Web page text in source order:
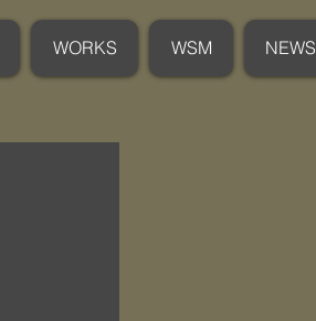
WORKS WSM NEWS